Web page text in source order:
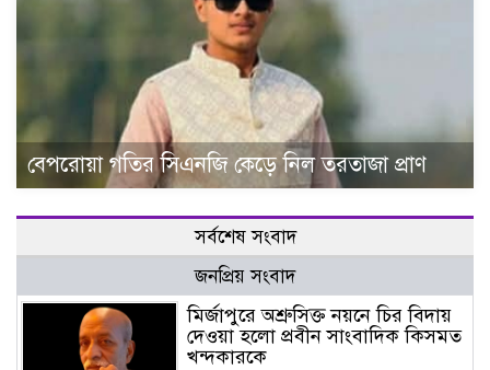
বেপরোয়া গতির সিএনজি কেড়ে নিল তরতাজা প্রাণ
সর্বশেষ সংবাদ
জনপ্রিয় সংবাদ
মির্জাপুরে অশ্রুসিক্ত নয়নে চির বিদায়
দেওয়া হলো প্রবীন সাংবাদিক কিসমত
খন্দকারকে